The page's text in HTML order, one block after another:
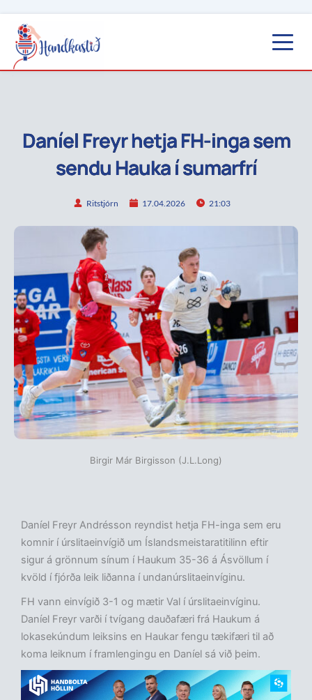
Daníel Freyr hetja FH-inga sem
sendu Hauka í sumarfrí
Ritstjórn 17.04.2026 21:03
Birgir Már Birgisson (J.L.Long)
Daníel Freyr Andrésson reyndist hetja FH-inga sem eru
komnir í úrslitaeinvígið um Íslandsmeistaratitilinn eftir
sigur á grönnum sínum í Haukum 35-36 á Ásvöllum í
kvöld í fjórða leik liðanna í undanúrslitaeinvíginu.
FH vann einvígið 3-1 og mætir Val í úrslitaeinvíginu.
Daníel Freyr varði í tvígang dauðafæri frá Haukum á
lokasekúndum leiksins en Haukar fengu tækifæri til að
koma leiknum í framlengingu en Daníel sá við þeim.